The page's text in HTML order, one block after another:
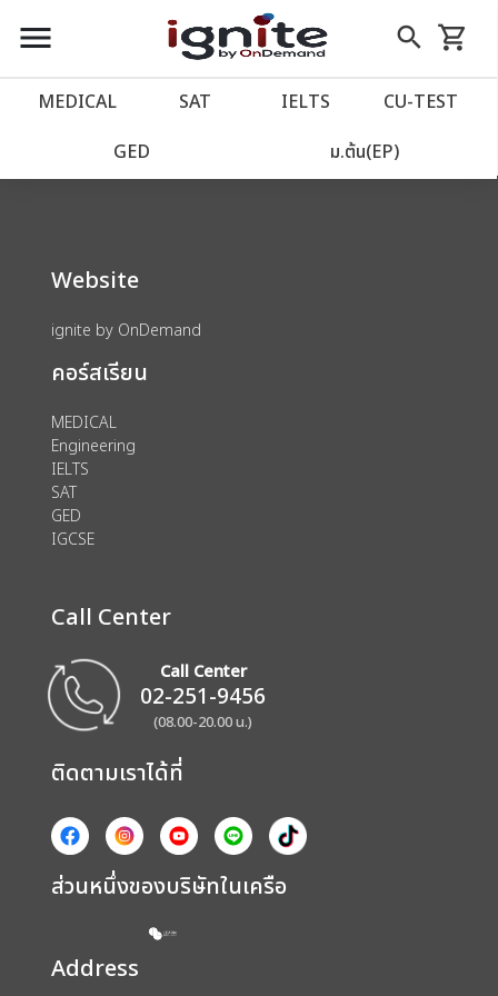
close
account_balance หน้าแรก
เว็บไซต์อิกไนท์
import_contacts วางแผนการเรียน
account_circle เข้าสู่ระบบ
assignment ลงทะเบียน
menu search
Skip
to
shopping_cart
รถเข็น
MEDICAL SAT IELTS CU‑TEST
GED ม.ต้น(EP)
We could not find anything for 80001172
Website
ignite by OnDemand
คอร์สเรียน
MEDICAL
Engineering
IELTS
SAT
GED
IGCSE
Call Center
Call Center
02-251-9456
(08.00-20.00 น.)
ติดตามเราได้ที่
ส่วนหนึ่งของบริษัทในเครือ
Address